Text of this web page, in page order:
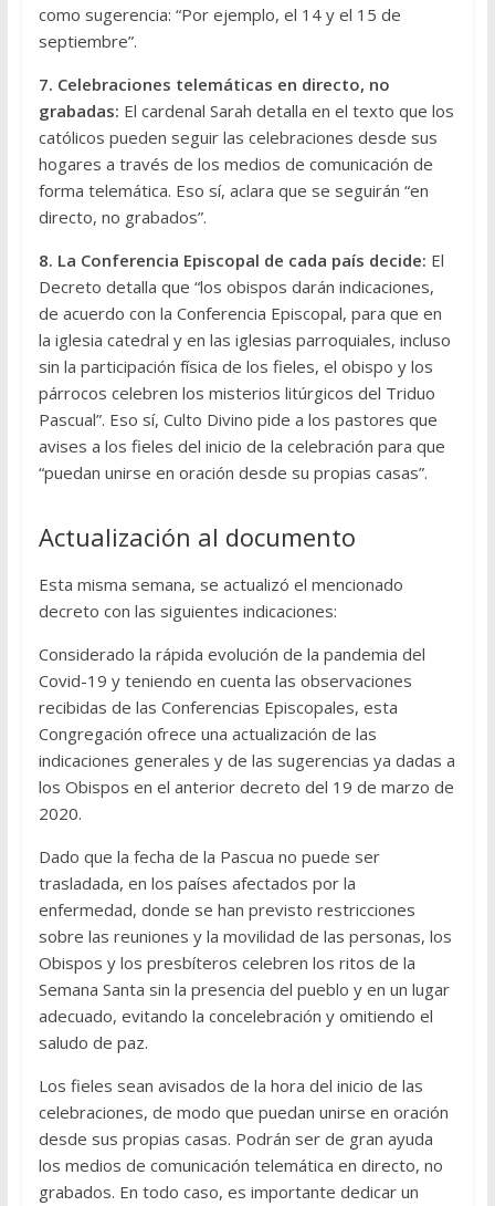
como sugerencia: “Por ejemplo, el 14 y el 15 de
septiembre”.
7. Celebraciones telemáticas en directo, no
grabadas: El cardenal Sarah detalla en el texto que los
católicos pueden seguir las celebraciones desde sus
hogares a través de los medios de comunicación de
forma telemática. Eso sí, aclara que se seguirán “en
directo, no grabados”.
8. La Conferencia Episcopal de cada país decide: El
Decreto detalla que “los obispos darán indicaciones,
de acuerdo con la Conferencia Episcopal, para que en
la iglesia catedral y en las iglesias parroquiales, incluso
sin la participación física de los fieles, el obispo y los
párrocos celebren los misterios litúrgicos del Triduo
Pascual”. Eso sí, Culto Divino pide a los pastores que
avises a los fieles del inicio de la celebración para que
“puedan unirse en oración desde su propias casas”.
Actualización al documento
Esta misma semana, se actualizó el mencionado
decreto con las siguientes indicaciones:
Considerado la rápida evolución de la pandemia del
Covid-19 y teniendo en cuenta las observaciones
recibidas de las Conferencias Episcopales, esta
Congregación ofrece una actualización de las
indicaciones generales y de las sugerencias ya dadas a
los Obispos en el anterior decreto del 19 de marzo de
2020.
Dado que la fecha de la Pascua no puede ser
trasladada, en los países afectados por la
enfermedad, donde se han previsto restricciones
sobre las reuniones y la movilidad de las personas, los
Obispos y los presbíteros celebren los ritos de la
Semana Santa sin la presencia del pueblo y en un lugar
adecuado, evitando la concelebración y omitiendo el
saludo de paz.
Los fieles sean avisados de la hora del inicio de las
celebraciones, de modo que puedan unirse en oración
desde sus propias casas. Podrán ser de gran ayuda
los medios de comunicación telemática en directo, no
grabados. En todo caso, es importante dedicar un